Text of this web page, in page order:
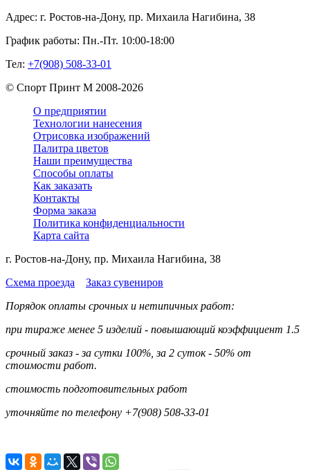
Адрес: г. Ростов-на-Дону, пр. Михаила Нагибина, 38
График работы: Пн.-Пт. 10:00-18:00
Тел: +7(908) 508-33-01
© Спорт Принт М 2008-2026
О предприятии
Технологии нанесения
Отрисовка изображений
Палитра цветов
Наши преимущества
Способы оплаты
Как заказать
Контакты
Форма заказа
Политика конфиденциальности
Карта сайта
г. Ростов-на-Дону, пр. Михаила Нагибина, 38
Схема проезда
Заказ сувениров
Порядок оплаты срочных и нетипичных работ:
при тираже менее 5 изделий - повышающий коэффициент 1.5
срочный заказ - за сутки 100%, за 2 суток - 50% от
стоимости работ.
стоимость подготовительных работ
уточняйте по телефону +7(908) 508-33-01